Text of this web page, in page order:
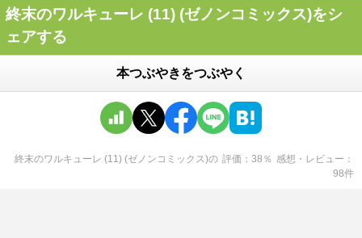
終末のワルキューレ (11) (ゼノンコミックス)をシ
ェアする
本つぶやきをつぶやく
終末のワルキューレ (11) (ゼノンコミックス)の 評価 38 ％ 感想・レビュー
98件